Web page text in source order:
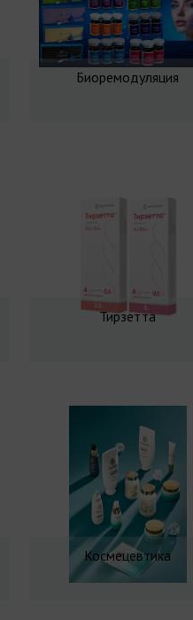
Биоремодуляция
Тирзетта
Космецевтика